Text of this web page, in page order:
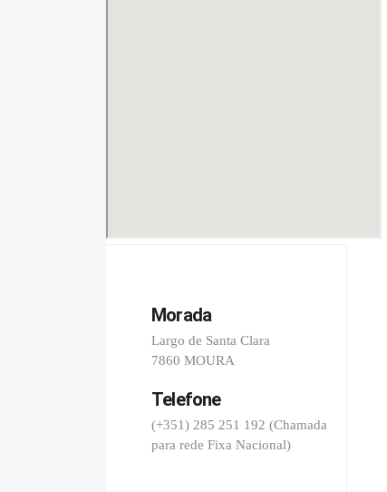
Morada
Largo de Santa Clara
7860 MOURA
Telefone
(+351) 285 251 192 (Chamada
para rede Fixa Nacional)